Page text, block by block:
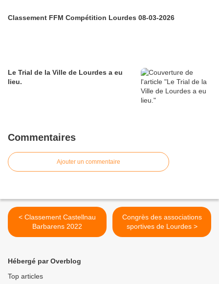
Classement FFM Compétition Lourdes 08-03-2026
Le Trial de la Ville de Lourdes a eu
lieu.
Commentaires
Ajouter un commentaire
< Classement Castellnau
Barbarens 2022
Congrès des associations
sportives de Lourdes >
Hébergé par Overblog
Top articles